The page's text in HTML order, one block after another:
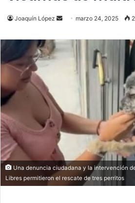
Joaquín López
Send
email
marzo 24, 2025 2
Una denuncia ciudadana y la intervención
Libres permitieron el rescate de tres perritos